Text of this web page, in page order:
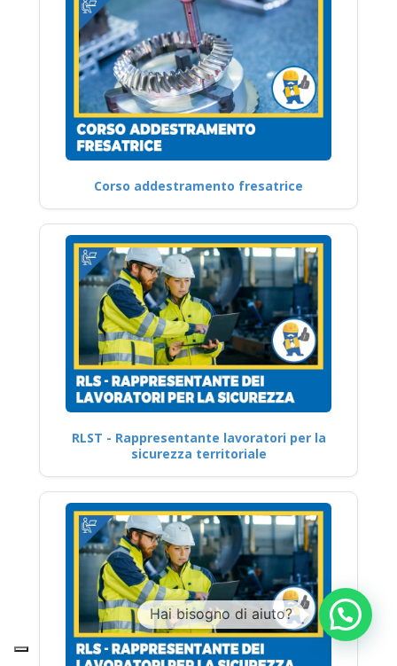
Corso addestramento fresatrice
RLST - Rappresentante lavoratori per la
sicurezza territoriale